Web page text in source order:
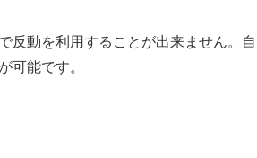
反動を利用することが出来ません。自
可能です。